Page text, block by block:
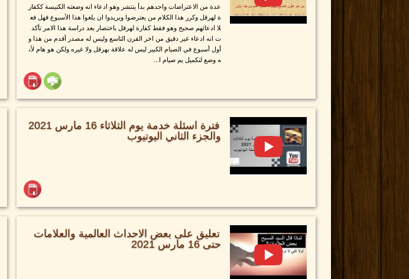
عدة من الاعتراضات واحدهم بدأ ينتشر وهو ادعاء انه وضعته الكنيسة ككفار
ة لهرقل وكرر هذا الكلام من يعترضوا ويريدوا ان يلغوا هذا الأسبوع فهل فع
لا ادعائهم صحيح وهو فقط كفارة لهرقل باختصار بعد دراسة هذا الامر تأكد
ت انه ادعاء غير دقيق من اخر القرن التاسع وليس له مصدر أقدم من هذا و
أول أسبوع في الصيام الكبير ليس له علاقة بهرقل ولا غيره ولكن هو هام لأن
ه وضع لتكميل يم صيام ا...
فترة اسئلة خدمة يوم الثلاثاء 16 مارس 2021
والجزء الثاني اليوتيوب
تعليق على بعض الاحداث العالمية والعلامات
حتى 16 مارس 2021